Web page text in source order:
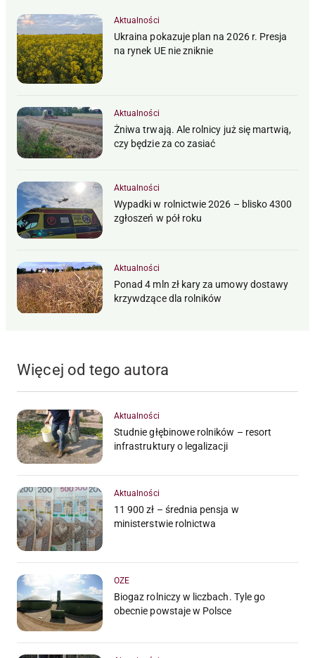
Aktualności
Ukraina pokazuje plan na 2026 r. Presja
na rynek UE nie zniknie
Aktualności
Żniwa trwają. Ale rolnicy już się martwią,
czy będzie za co zasiać
Aktualności
Wypadki w rolnictwie 2026 – blisko 4300
zgłoszeń w pół roku
Aktualności
Ponad 4 mln zł kary za umowy dostawy
krzywdzące dla rolników
Więcej od tego autora
Aktualności
Studnie głębinowe rolników – resort
infrastruktury o legalizacji
Aktualności
11 900 zł – średnia pensja w
ministerstwie rolnictwa
OZE
Biogaz rolniczy w liczbach. Tyle go
obecnie powstaje w Polsce